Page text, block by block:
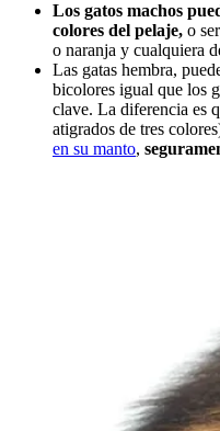
Los gatos machos
colores del pelaje, o
o naranja y cualquiera
Las gatas hembra,
bicolores igual que los
clave. La diferencia es
atigrados de tres
en su manto,